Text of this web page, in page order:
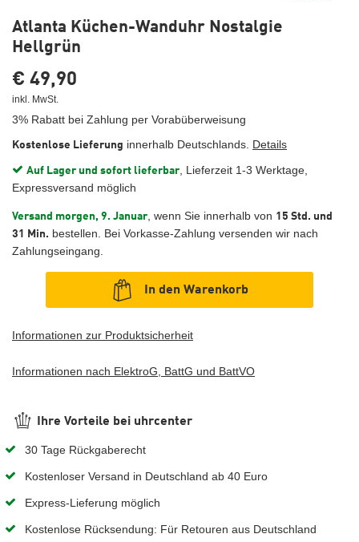
Atlanta Küchen-Wanduhr Nostalgie
Hellgrün
€ 49,90
inkl. MwSt.
3% Rabatt bei Zahlung per Vorabüberweisung
Kostenlose Lieferung innerhalb Deutschlands. Details
Auf Lager und sofort lieferbar, Lieferzeit 1-3 Werktage,
Expressversand möglich
Versand morgen, 9. Januar, wenn Sie innerhalb von 15 Std. und
31 Min. bestellen. Bei Vorkasse-Zahlung versenden wir nach
Zahlungseingang.
In den Warenkorb
Informationen zur Produktsicherheit
Informationen nach ElektroG, BattG und BattVO
Ihre Vorteile bei uhrcenter
30 Tage Rückgaberecht
Kostenloser Versand in Deutschland ab 40 Euro
Express-Lieferung möglich
Kostenlose Rücksendung: Für Retouren aus Deutschland